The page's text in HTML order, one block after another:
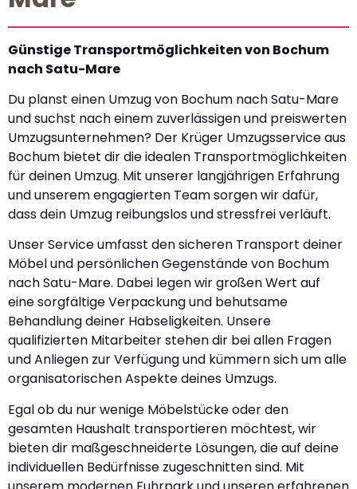
Günstige Transportmöglichkeiten von Bochum
nach Satu-Mare
Du planst einen Umzug von Bochum nach Satu-Mare
und suchst nach einem zuverlässigen und preiswerten
Umzugsunternehmen? Der Krüger Umzugsservice aus
Bochum bietet dir die idealen Transportmöglichkeiten
für deinen Umzug. Mit unserer langjährigen Erfahrung
und unserem engagierten Team sorgen wir dafür,
dass dein Umzug reibungslos und stressfrei verläuft.
Unser Service umfasst den sicheren Transport deiner
Möbel und persönlichen Gegenstände von Bochum
nach Satu-Mare. Dabei legen wir großen Wert auf
eine sorgfältige Verpackung und behutsame
Behandlung deiner Habseligkeiten. Unsere
qualifizierten Mitarbeiter stehen dir bei allen Fragen
und Anliegen zur Verfügung und kümmern sich um alle
organisatorischen Aspekte deines Umzugs.
Egal ob du nur wenige Möbelstücke oder den
gesamten Haushalt transportieren möchtest, wir
bieten dir maßgeschneiderte Lösungen, die auf deine
individuellen Bedürfnisse zugeschnitten sind. Mit